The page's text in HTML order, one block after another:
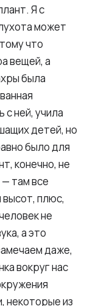
Я с
может
что
вещей, а
была
с ней, учила
детей, но
было для
конечно, не
там все
высот, плюс,
не
а это
даже,
вокруг нас
некоторые из